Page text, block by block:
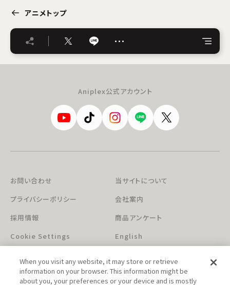
アニメトップ
…
Aniplex公式アカウント
お問い合わせ
当サイトについて
プライバシーポリシー
会社案内
採用情報
商品アンケート
Cookie Settings
English
When you visit any website, it may store or retrieve
information on your browser. This information might be
about you, your preferences or your device and is mostly